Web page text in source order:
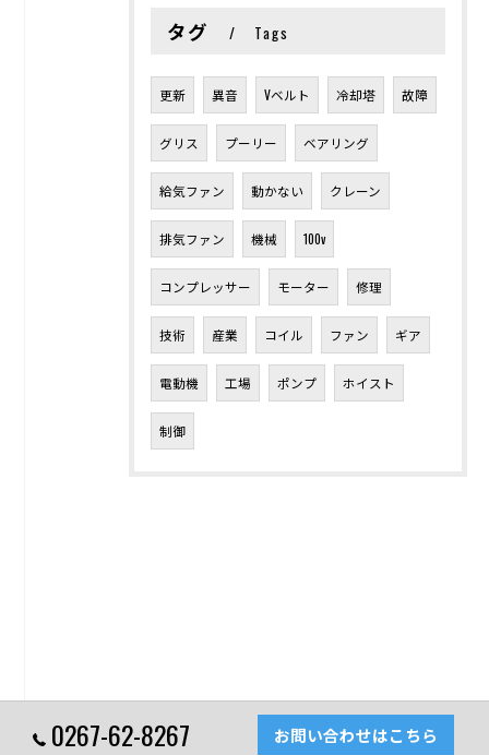
タグ Tags
更新 異音 Vベルト 冷却塔 故障
グリス プーリー ベアリング
給気ファン 動かない クレーン
排気ファン 機械 100v
コンプレッサー モーター 修理
技術 産業 コイル ファン ギア
電動機 工場 ポンプ ホイスト
制御
0267-62-8267 お問い合わせはこちら